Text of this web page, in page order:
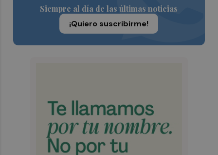
Siempre al día de las últimas noticias
¡Quiero suscribirme!